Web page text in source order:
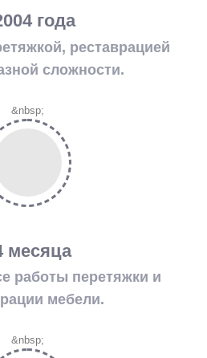
года
реставрацией
сложности.
&nbsp;
месяца
работы перетяжки и
мебели.
&nbsp;